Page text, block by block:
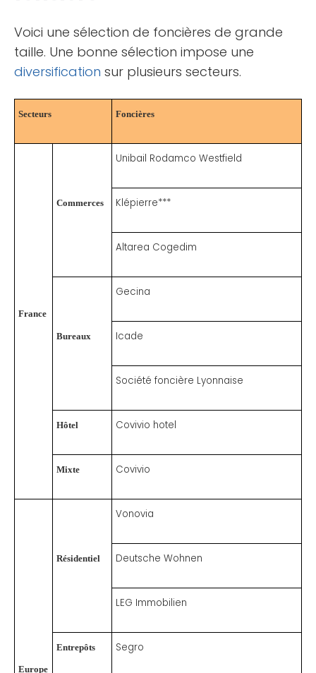
Voici une sélection de foncières de grande
taille. Une bonne sélection impose une
diversification sur plusieurs secteurs.
Secteurs Foncières
France
Commerces
Unibail Rodamco Westfield
Klépierre***
Altarea Cogedim
Bureaux
Gecina
Icade
Société foncière Lyonnaise
Hôtel Covivio hotel
Mixte Covivio
Europe
Résidentiel
Vonovia
Deutsche Wohnen
LEG Immobilien
Entrepôts Segro